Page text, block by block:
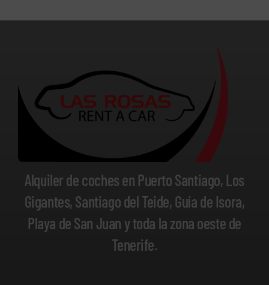
Alquiler de coches en Puerto Santiago, Los
Gigantes, Santiago del Teide, Guía de Isora,
Playa de San Juan y toda la zona oeste de
Tenerife.